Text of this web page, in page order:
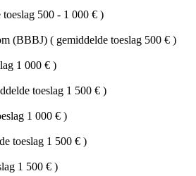
toeslag 500 - 1 000 € )
(BBBJ) ( gemiddelde toeslag 500 € )
1 000 € )
toeslag 1 500 € )
1 000 € )
toeslag 1 500 € )
1 500 € )